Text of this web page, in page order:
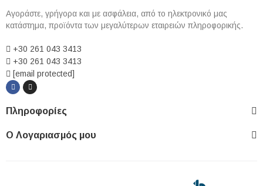
Αγοράστε, γρήγορα και με ασφάλεια, από το ηλεκτρονικό μας
κατάστημα, προϊόντα των μεγαλύτερων εταιρειών πληροφορικής.
+30 261 043 3413
+30 261 043 3413
[email protected]
Πληροφορίες
Ο Λογαριασμός μου